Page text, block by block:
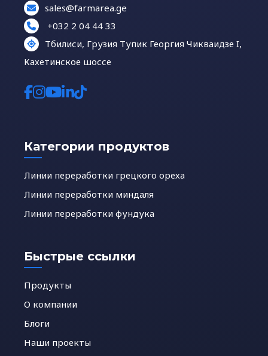
sales@farmarea.ge
+032 2 04 44 33
Тбилиси, Грузия Тупик Георгия Чикваидзе I,
Кахетинское шоссе
Категории продуктов
Линии переработки грецкого ореха
Линии переработки миндаля
Линии переработки фундука
Быстрые ссылки
Продукты
О компании
Блоги
Наши проекты